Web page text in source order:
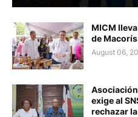
MICM
de Macorís
August 06,
exige al
rechazar